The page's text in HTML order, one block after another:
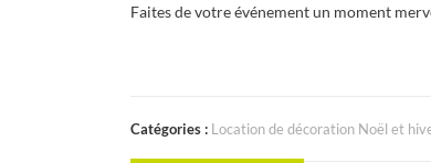
Faites de votre événement un moment
Catégories : Location de décoration Noël et